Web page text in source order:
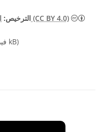
الترخيص: المشاع الإبداعي نَسب المُصنَّف 4.0 دولي (CC BY 4.0)
فيديو 890.47 kB)